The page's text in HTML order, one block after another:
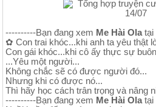
----------Bạn đang xem Me Hài Ola tại
✿ Con trai khóc...khi anh ta yêu thật
Con gái khóc...khi cô ấy thực sự
...Yêu một người...
Không chắc sẽ có được người đó...
Nhưng khi có được nó...
Thì hãy học cách trân trọng và nâng
----------Bạn đang xem Me Hài Ola tại